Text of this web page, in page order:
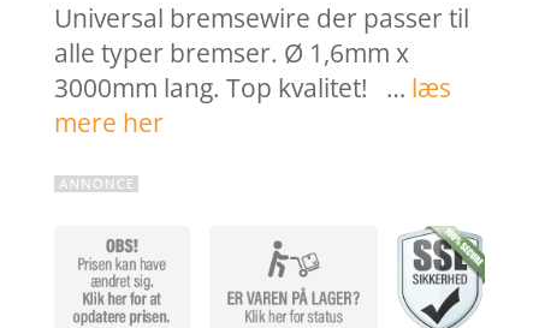
Universal bremsewire der passer til
alle typer bremser. Ø 1,6mm x
3000mm lang. Top kvalitet! … læs
mere her